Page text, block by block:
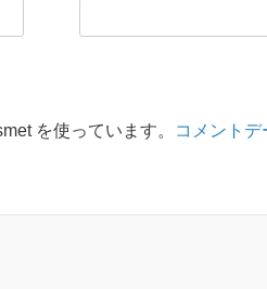
を使っています。
コメントデ